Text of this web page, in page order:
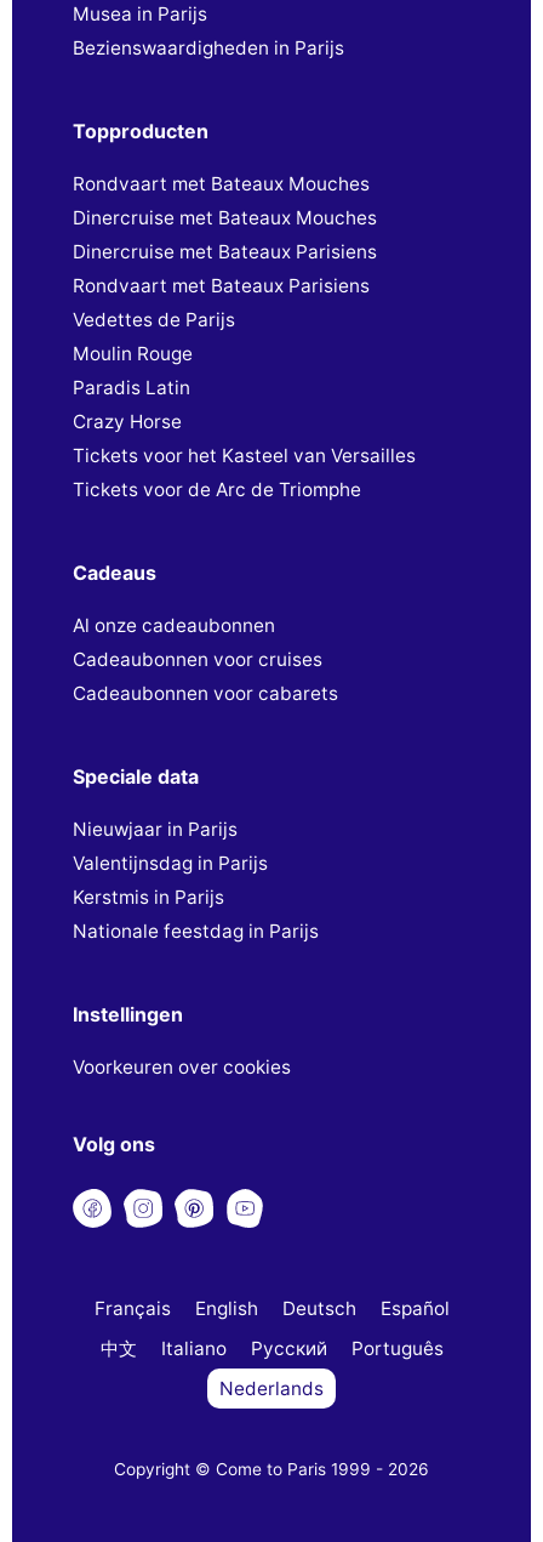
Musea in Parijs
Bezienswaardigheden in Parijs
Topproducten
Rondvaart met Bateaux Mouches
Dinercruise met Bateaux Mouches
Dinercruise met Bateaux Parisiens
Rondvaart met Bateaux Parisiens
Vedettes de Parijs
Moulin Rouge
Paradis Latin
Crazy Horse
Tickets voor het Kasteel van Versailles
Tickets voor de Arc de Triomphe
Cadeaus
Al onze cadeaubonnen
Cadeaubonnen voor cruises
Cadeaubonnen voor cabarets
Speciale data
Nieuwjaar in Parijs
Valentijnsdag in Parijs
Kerstmis in Parijs
Nationale feestdag in Parijs
Instellingen
Voorkeuren over cookies
Volg ons
Français English Deutsch
Español
中文
Italiano Русский
Português
Nederlands
Copyright © Come to Paris 1999 - 2026